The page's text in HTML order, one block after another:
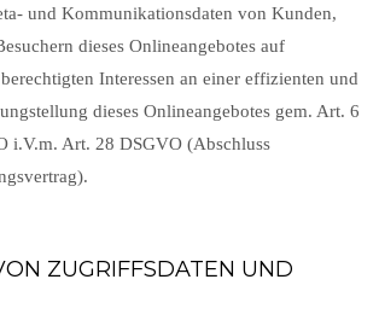
und Kommunikationsdaten von Kunden,
dieses Onlineangebotes auf
Interessen an einer effizienten und
dieses Onlineangebotes gem. Art. 6
i.V.m. Art. 28 DSGVO (Abschluss
ZUGRIFFSDATEN UND